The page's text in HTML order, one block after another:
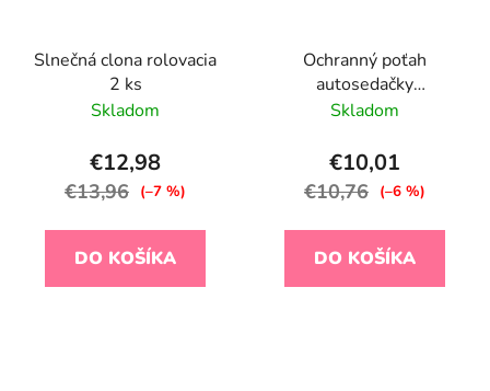
Slnečná clona rolovacia
2 ks
Skladom
€12,98
€13,96 (–7 %)
DO KOŠÍKA
Ochranný poťah
autosedačky
antitermálne Sand
Skladom
€10,01
€10,76 (–6 %)
DO KOŠÍKA